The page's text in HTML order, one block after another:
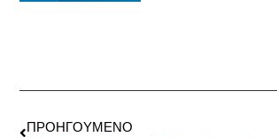
ΠΡΟΗΓΟΎΜΕΝΟ